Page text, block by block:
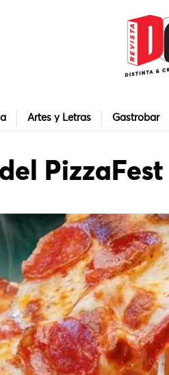
Artes y Letras Gastrobar
PizzaFest